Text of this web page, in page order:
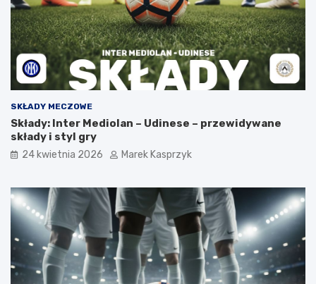
SKŁADY MECZOWE
Składy: Inter Mediolan – Udinese – przewidywane
składy i styl gry
24 kwietnia 2026 Marek Kasprzyk